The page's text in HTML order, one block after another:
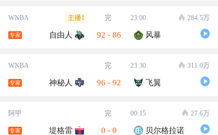
WNBA 主播1 完 23:00 284.5万
专家 自由人 92 - 86 风暴
WNBA 完 23:30 311.0万
专家 神秘人 96 - 92 飞翼
阿甲 完 00:15 27.6万
专家 堤格雷 0 - 0 贝尔格拉诺